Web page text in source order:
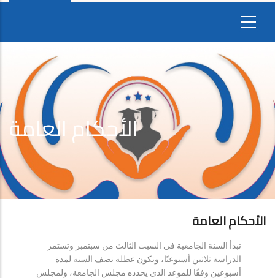
الأحكام العامة
الأحكام العامة
تبدأ السنة الجامعية في السبت الثالث من سبتمبر وتستمر
الدراسة ثلاثين أسبوعيًا، وتكون عطلة نصف السنة لمدة
أسبوعين وفقًا للموعد الذي يحدده مجلس الجامعة، ولمجلس